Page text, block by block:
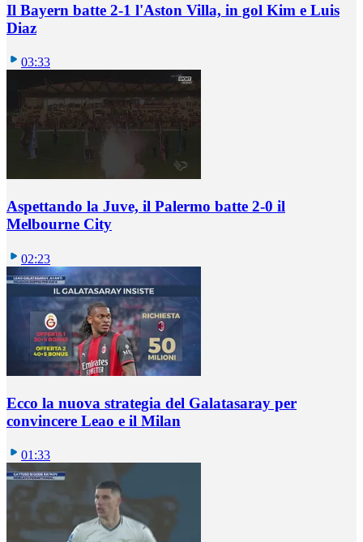
Il Bayern batte 2-1 l'Aston Villa, in gol Kim e Luis
Diaz
03:33
Aspettando la Juve, il Palermo batte 2-0 il
Melbourne City
02:23
Ecco la nuova strategia del Galatasaray per
convincere Leao e il Milan
01:33